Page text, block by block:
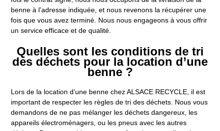
benne à l’adresse indiquée, et nous revenons la récupérer une
fois que vous avez terminé. Nous nous engageons à vous offrir
un service efficace et de qualité.
Quelles sont les conditions de tri
des déchets pour la location d’une
benne ?
Lors de la location d’une benne chez ALSACE RECYCLE, il est
important de respecter les règles de tri des déchets. Nous vous
demandons de ne pas mélanger les déchets dangereux, les
appareils électroménagers, ou les pneus avec les autres